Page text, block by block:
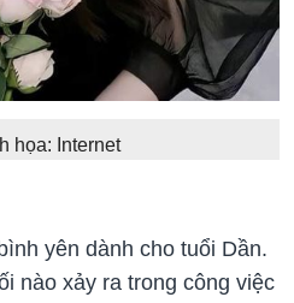
họa: Internet
yên dành cho tuổi Dần.
nào xảy ra trong công việc